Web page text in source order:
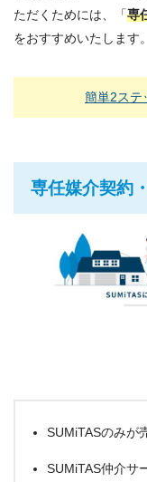
ただくためには、「専
をおすすめいたします。
簡単2ステ
専任媒介契約
SUMiTASのみが
SUMiTAS仲介サ